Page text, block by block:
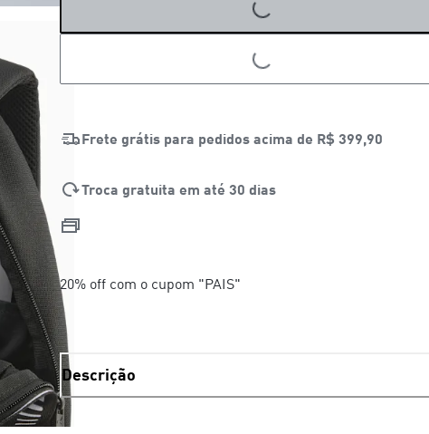
LOADING...
LOADING...
Frete grátis para pedidos acima de R$ 399,90
Troca gratuita em até 30 dias
20% off com o cupom "PAIS"
Descrição